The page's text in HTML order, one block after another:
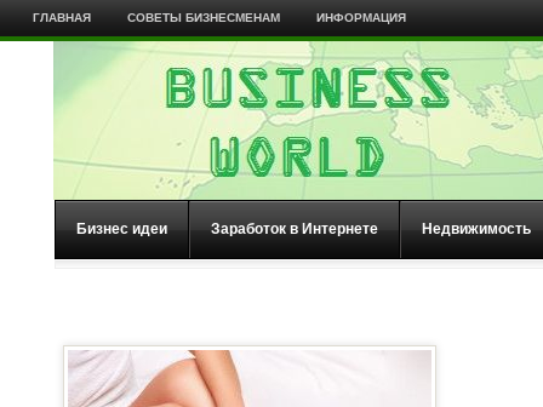
ГЛАВНАЯ СОВЕТЫ БИЗНЕСМЕНАМ ИНФОРМАЦИЯ
Бизнес идеи Заработок в Интернете Недвижимость